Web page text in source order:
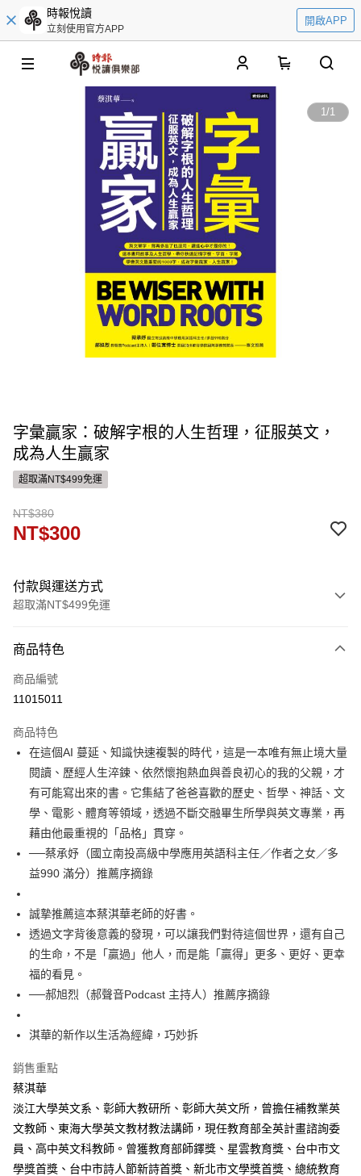
時報悅讀
立刻使用官方APP
開啟APP
1/1
字彙贏家：破解字根的人生哲理，征服英文，
成為人生贏家
超取滿NT$499免運
NT$380
NT$300
付款與運送方式
超取滿NT$499免運
信用卡一次付款
運送方式
付款後全家取貨
每筆NT$60，滿NT$499(含以上)免運費
付款後7-11取貨
每筆NT$60，滿NT$499(含以上)免運費
宅配
每筆NT$100，滿NT$499(含以上)免運費
商品特色
商品編號
11015011
商品特色
在這個AI 蔓延、知識快速複製的時代，這是一本唯有無止境大量
閱讀、歷經人生淬鍊、依然懷抱熱血與善良初心的我的父親，才
有可能寫出來的書。它集結了爸爸喜歡的歷史、哲學、神話、文
學、電影、體育等領域，透過不斷交融畢生所學與英文專業，再
藉由他最重視的「品格」貫穿。
──蔡承妤（國立南投高級中學應用英語科主任／作者之女／多
益990 滿分）推薦序摘錄
誠摯推薦這本蔡淇華老師的好書。
透過文字背後意義的發現，可以讓我們對待這個世界，還有自己
的生命，不是「贏過」他人，而是能「贏得」更多、更好、更幸
福的看見。
──郝旭烈（郝聲音Podcast 主持人）推薦序摘錄
淇華的新作以生活為經緯，巧妙拆
銷售重點
蔡淇華
淡江大學英文系、彰師大教研所、彰師大英文所，曾擔任補教業英
文教師、東海大學英文教材教法講師，現任教育部全英計畫諮詢委
員、高中英文科教師。曾獲教育部師鐸獎、星雲教育獎、台中市文
學獎首獎、台中市詩人節新詩首獎、新北市文學獎首獎、總統教育